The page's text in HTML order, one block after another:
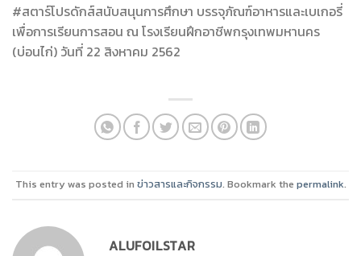
#สตาร์โปรดักส์สนับสนุนการศึกษา บรรจุภัณฑ์อาหารและเบเกอรี่
เพื่อการเรียนการสอน ณ โรงเรียนฝึกอาชีพกรุงเทพมหานคร
(บ่อนไก่) วันที่ 22 สิงหาคม 2562
This entry was posted in ข่าวสารและกิจกรรม. Bookmark the permalink.
ALUFOILSTAR